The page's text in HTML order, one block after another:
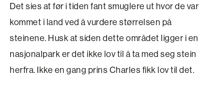
Det sies at før i tiden fant smuglere ut hvor de var
kommet i land ved å vurdere størrelsen på
steinene. Husk at siden dette området ligger i en
nasjonalpark er det ikke lov til å ta med seg stein
herfra. Ikke en gang prins Charles fikk lov til det.